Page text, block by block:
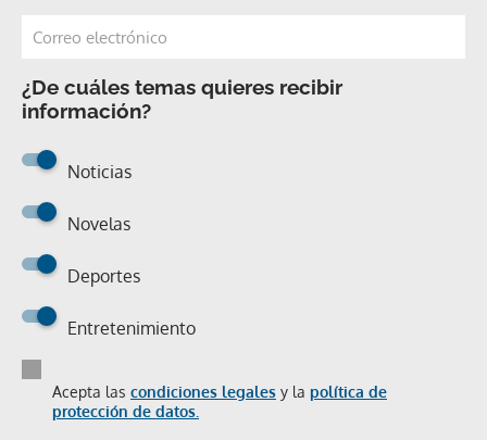
¿De cuáles temas quieres recibir
información?
Noticias
Novelas
Deportes
Entretenimiento
Acepta las condiciones legales y la política de
protección de datos.